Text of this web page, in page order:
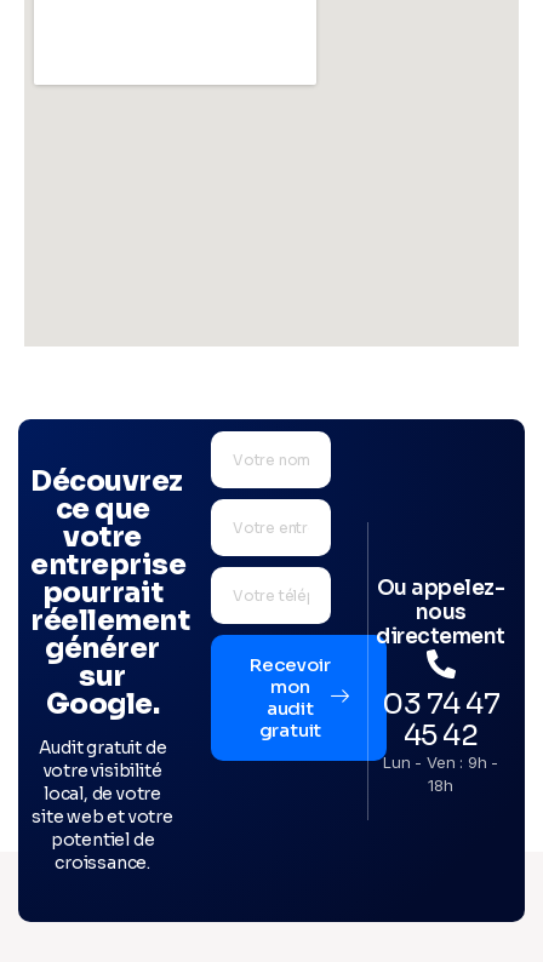
Découvrez
ce que
votre
entreprise
pourrait
réellement
générer
sur
Google.
Audit gratuit de
votre visibilité
local, de votre
site web et votre
potentiel de
croissance.
Recevoir
mon
audit
gratuit
Ou appelez-
nous
directement
03 74 47
45 42
Lun - Ven : 9h -
18h